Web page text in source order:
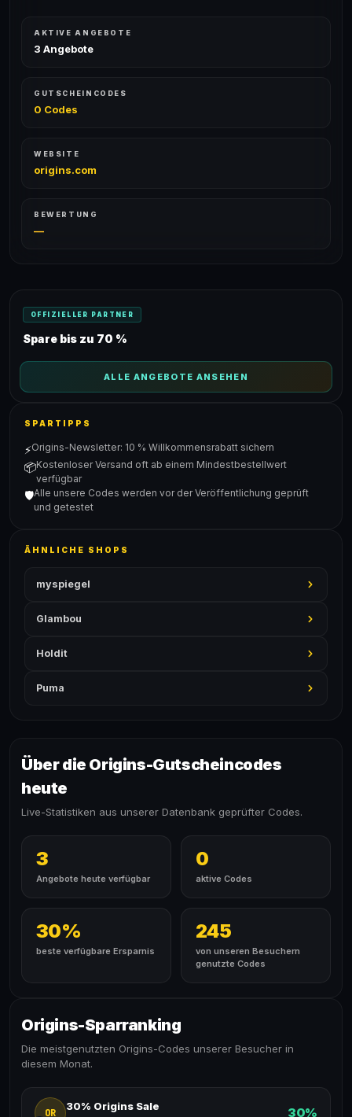
AKTIVE ANGEBOTE
3 Angebote
GUTSCHEINCODES
0 Codes
WEBSITE
origins.com
BEWERTUNG
—
OFFIZIELLER PARTNER
Spare bis zu 70 %
ALLE ANGEBOTE ANSEHEN
SPARTIPPS
⚡Origins-Newsletter: 10 % Willkommensrabatt sichern
📦Kostenloser Versand oft ab einem Mindestbestellwert
verfügbar
🛡️Alle unsere Codes werden vor der Veröffentlichung geprüft
und getestet
ÄHNLICHE SHOPS
myspiegel
Glambou
Holdit
Puma
Über die Origins-Gutscheincodes
heute
Live-Statistiken aus unserer Datenbank geprüfter Codes.
3
Angebote heute verfügbar
0
aktive Codes
30%
beste verfügbare Ersparnis
245
von unseren Besuchern
genutzte Codes
Origins-Sparranking
Die meistgenutzten Origins-Codes unserer Besucher in
diesem Monat.
OR
30% Origins Sale 30%